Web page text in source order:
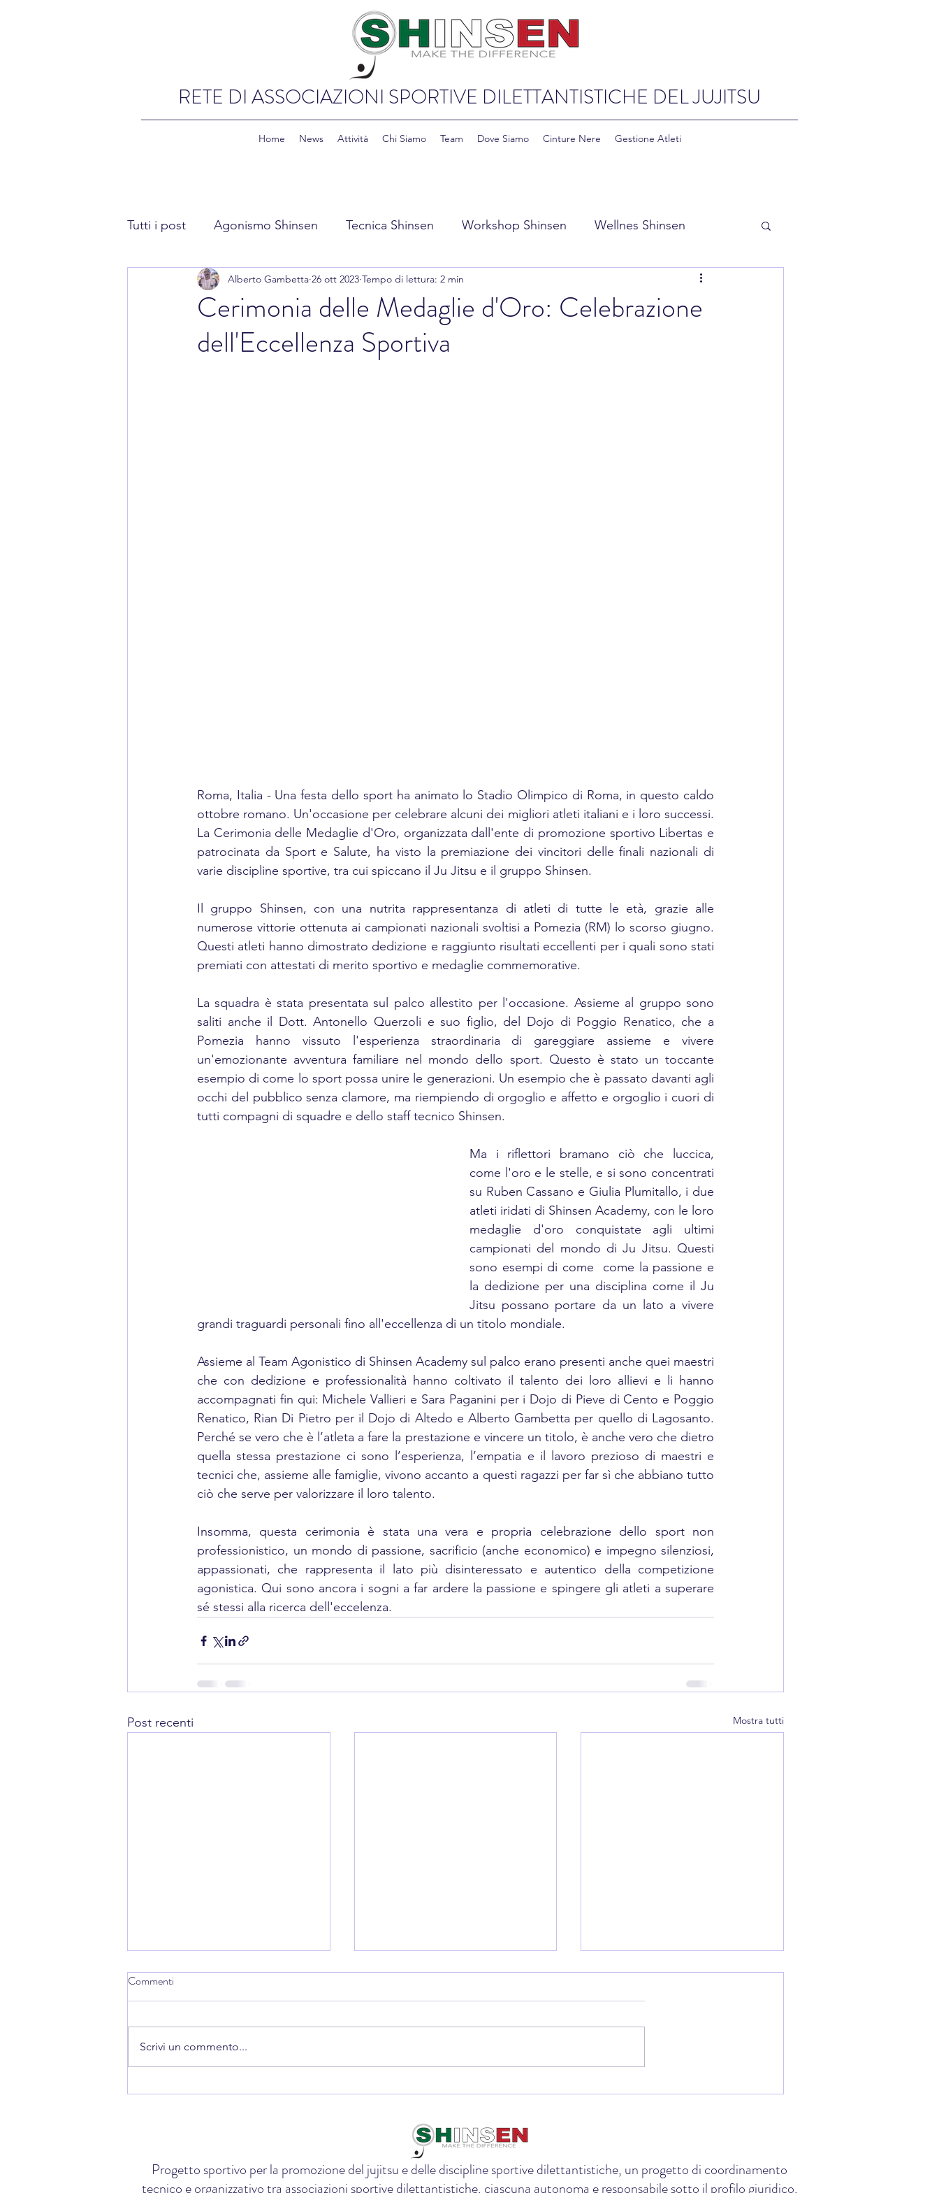
RETE DI ASSOCIAZIONI SPORTIVE DILETTANTISTICHE DEL JUJITSU
Home News Attività Chi Siamo Team Dove Siamo Cinture Nere Gestione Atleti
Tutti i post Agonismo Shinsen Tecnica Shinsen Workshop Shinsen Wellnes Shinsen
Fitness Shinsen Academy Shinsen Education & Cultura Shinsen
Cerimonia delle Medaglie d'Oro: Celebrazione
dell'Eccellenza Sportiva
Alberto Gambetta 26 ott 2023 Tempo di lettura: 2 min
Roma, Italia - Una festa dello sport ha animato lo Stadio Olimpico di Roma, in questo caldo
ottobre romano. Un'occasione per celebrare alcuni dei migliori atleti italiani e i loro successi.
La Cerimonia delle Medaglie d'Oro, organizzata dall'ente di promozione sportivo Libertas e
patrocinata da Sport e Salute, ha visto la premiazione dei vincitori delle finali nazionali di
varie discipline sportive, tra cui spiccano il Ju Jitsu e il gruppo Shinsen.
Il gruppo Shinsen, con una nutrita rappresentanza di atleti di tutte le età, grazie alle
numerose vittorie ottenuta ai campionati nazionali svoltisi a Pomezia (RM) lo scorso giugno.
Questi atleti hanno dimostrato dedizione e raggiunto risultati eccellenti per i quali sono stati
premiati con attestati di merito sportivo e medaglie commemorative.
La squadra è stata presentata sul palco allestito per l'occasione. Assieme al gruppo sono
saliti anche il Dott. Antonello Querzoli e suo figlio, del Dojo di Poggio Renatico, che a
Pomezia hanno vissuto l'esperienza straordinaria di gareggiare assieme e vivere
un'emozionante avventura familiare nel mondo dello sport. Questo è stato un toccante
esempio di come lo sport possa unire le generazioni. Un esempio che è passato davanti agli
occhi del pubblico senza clamore, ma riempiendo di orgoglio e affetto e orgoglio i cuori di
tutti compagni di squadre e dello staff tecnico Shinsen.
Ma i riflettori bramano ciò che luccica,
come l'oro e le stelle, e si sono concentrati
su Ruben Cassano e Giulia Plumitallo, i due
atleti iridati di Shinsen Academy, con le loro
medaglie d'oro conquistate agli ultimi
campionati del mondo di Ju Jitsu. Questi
sono esempi di come  come la passione e
la dedizione per una disciplina come il Ju
Jitsu possano portare da un lato a vivere
grandi traguardi personali fino all'eccellenza di un titolo mondiale.
Assieme al Team Agonistico di Shinsen Academy sul palco erano presenti anche quei maestri
che con dedizione e professionalità hanno coltivato il talento dei loro allievi e li hanno
accompagnati fin qui: Michele Vallieri e Sara Paganini per i Dojo di Pieve di Cento e Poggio
Renatico, Rian Di Pietro per il Dojo di Altedo e Alberto Gambetta per quello di Lagosanto.
Perché se vero che è l’atleta a fare la prestazione e vincere un titolo, è anche vero che dietro
quella stessa prestazione ci sono l’esperienza, l’empatia e il lavoro prezioso di maestri e
tecnici che, assieme alle famiglie, vivono accanto a questi ragazzi per far sì che abbiano tutto
ciò che serve per valorizzare il loro talento.
Insomma, questa cerimonia è stata una vera e propria celebrazione dello sport non
professionistico, un mondo di passione, sacrificio (anche economico) e impegno silenziosi,
appassionati, che rappresenta il lato più disinteressato e autentico della competizione
agonistica. Qui sono ancora i sogni a far ardere la passione e spingere gli atleti a superare
sé stessi alla ricerca dell'eccelenza.
Post recenti Mostra tutti
SHINSEN GALA 2026
🌍 Da Finale Emilia al Board della
Paganini entra nella governance
internazionale del Ju-Jitsu
🏆 La Coppa Shinsen: il trofeo
Commenti
Scrivi un commento...
Progetto sportivo per la promozione del jujitsu e delle discipline sportive dilettantistiche, un progetto di coordinamento
tecnico e organizzativo tra associazioni sportive dilettantistiche, ciascuna autonoma e responsabile sotto il profilo giuridico,